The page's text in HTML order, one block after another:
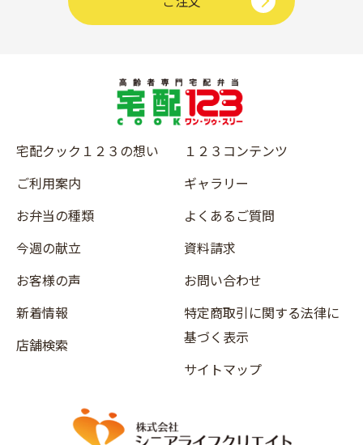
宅配クック１２３の想い
ご利用案内
お弁当の種類
今週の献立
お客様の声
新着情報
店舗検索
１２３コンテンツ
ギャラリー
よくあるご質問
資料請求
お問い合わせ
特定商取引に関する法律に
基づく表示
サイトマップ